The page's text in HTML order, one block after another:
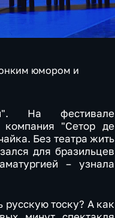
юмором и
На фестивале
компания "Сетор де
Без театра жить
для бразильцев
– узнала
тоску? А как